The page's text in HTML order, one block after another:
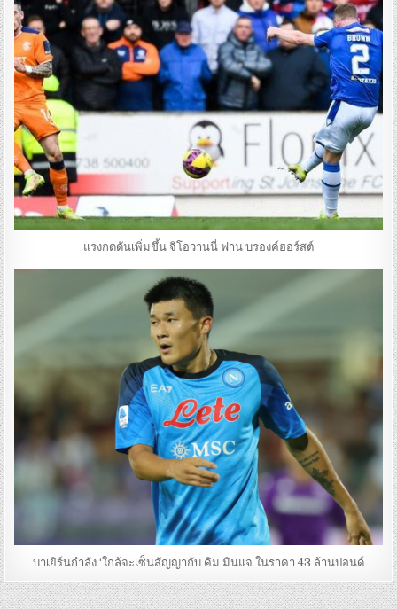
แรงกดดันเพิ่มขึ้น จิโอวานนี่ ฟาน บรองค์ฮอร์สต์
บาเยิร์นกำลัง ‘ใกล้จะเซ็นสัญญากับ คิม มินแจ ในราคา 43 ล้านปอนด์